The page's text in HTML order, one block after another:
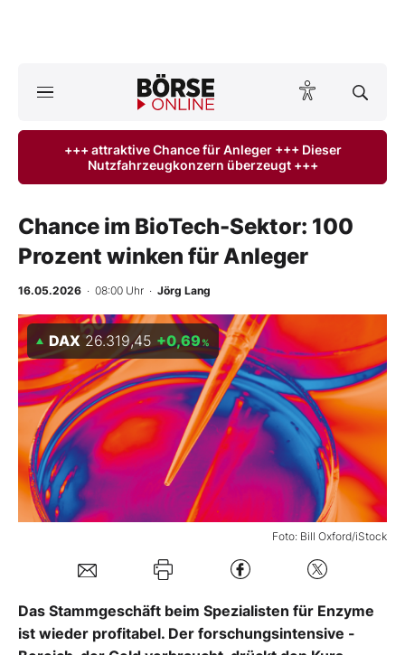
Anlageprodukte
Finanz-Check
Abo & Shop
Experten
Mein B:O
Mein Konto
Folgen Sie uns
Kontakt
+++ attraktive Chance für Anleger +++ Dieser
Nutzfahrzeugkonzern überzeugt +++
Chance im BioTech-Sektor: 100
Prozent winken für Anleger
16.05.2026 · 08:00 Uhr · Jörg Lang
Foto: Bill Oxford/iStock
DAX 26.319,45 +0,69%
Das Stammgeschäft beim Spezialisten für Enzyme
ist wieder profitabel. Der forschungsintensive ­